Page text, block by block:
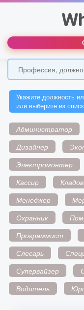
Укажите должность
или выберите из
Администратор
Дизайнер
Электромонтер
Кассир
Менеджер
Охранник
Программист
Слесарь
Супервайзер
Водитель